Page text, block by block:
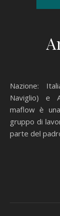
Nazione: Italia Produttore: Ri-maflow (Trezzano sul
Naviglio) e
maflow è
gruppo di
parte del